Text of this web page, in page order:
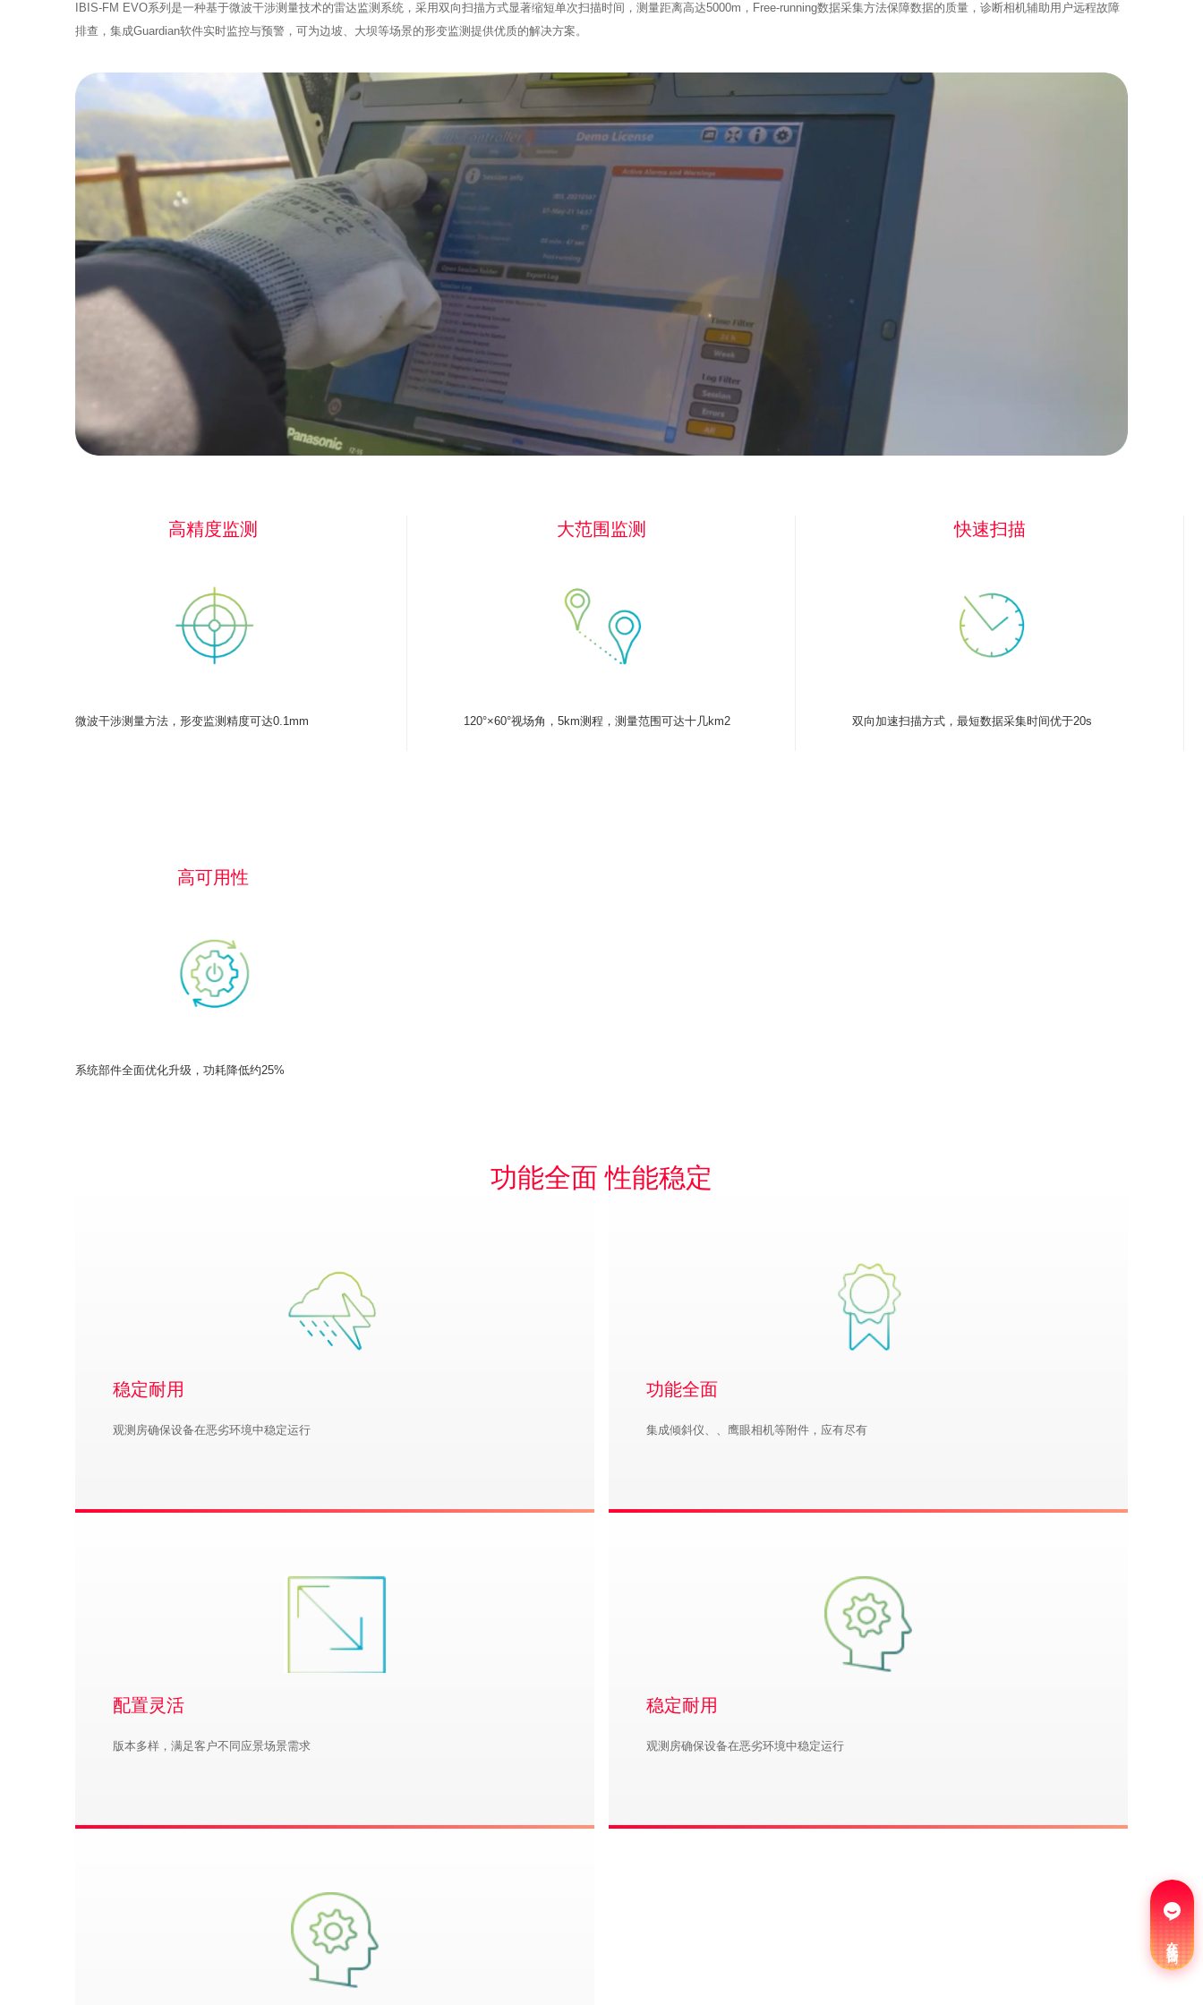
IBIS-FM EVO系列是一种基于微波干涉测量技术的雷达监测系统，采用双向扫描方式显著缩短单次扫描时间，测量距离高达5000m，Free-running数据采集方法保障数据的质量，诊断相机辅助用户远程故障
排查，集成Guardian软件实时监控与预警，可为边坡、大坝等场景的形变监测提供优质的解决方案。
高精度监测
微波干涉测量方法，形变监测精度可达0.1mm
大范围监测
120°×60°视场角，5km测程，测量范围可达十几km2
快速扫描
双向加速扫描方式，最短数据采集时间优于20s
高可用性
系统部件全面优化升级，功耗降低约25%
功能全面 性能稳定
稳定耐用
观测房确保设备在恶劣环境中稳定运行
功能全面
集成倾斜仪、、鹰眼相机等附件，应有尽有
配置灵活
版本多样，满足客户不同应景场景需求
稳定耐用
观测房确保设备在恶劣环境中稳定运行
在线咨询